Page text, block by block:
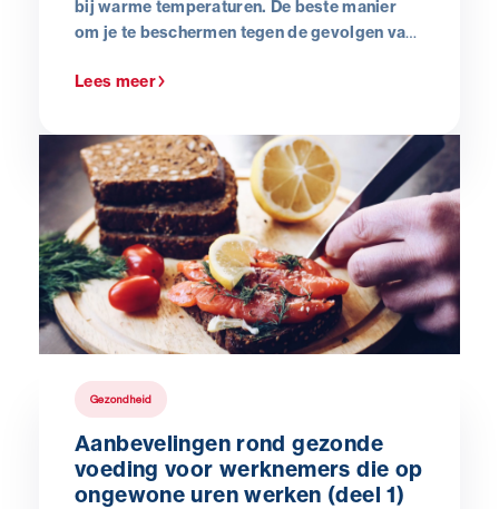
bij warme temperaturen. De beste manier
om je te beschermen tegen de gevolgen van
anticiperen. In dit artikel leer je hoe je je kunt
werkgever.
Lees meer
Gezondheid
Aanbevelingen rond gezonde
voeding voor werknemers die op
ongewone uren werken (deel 1)